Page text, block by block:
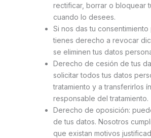
rectificar, borrar o bloquear
cuando lo desees.
Si nos das tu
tienes derecho a revocar
se eliminen tus datos
Derecho de cesión de tus
solicitar todos tus datos
tratamiento y a transferirlos
responsable del tratamiento.
Derecho de oposición:
de tus datos. Nosotros
que existan motivos